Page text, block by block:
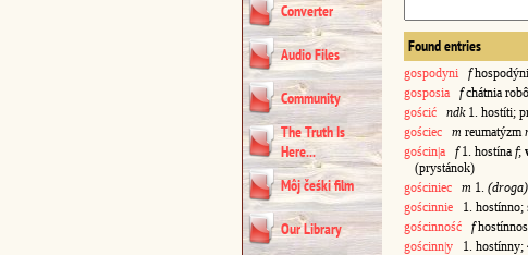
Converter
Audio Files
Community
The Truth Is
Here...
Môj čeśki film
Our Library
Found entries
gospodyni f
gosposia
fchátnia
gościć
ndk1. hostíti;
gościec
m reumatýzm
gościn|a
f1. hostína f;
(prystánok)
gościniec
m 1. (droga)
gościnnie 1. hostínno;
gościnność
f
gościnn|y 1. hostínny;